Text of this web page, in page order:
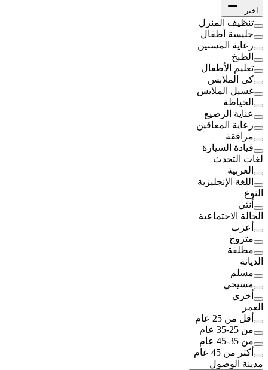
اختر--
تنظيف المنزل
جليسة أطفال
رعاية المسنين
الطبخ
تعليم الأطفال
كى الملابس
غسيل الملابس
الخياطة
عناية الرضيع
رعاية المعاقين
مرافقة
قيادة السيارة
لغات التحدث
العربية
اللغة الإنجليزية
النوع
أنثي
الحالة الاجتماعية
أعزب
متزوج
مطلقة
الديانة
مسلم
مسيحي
أخري
العمر
أقل من 25 عام
من 25-35 عام
من 35-45 عام
أكثر من 45 عام
مدينة الوصول